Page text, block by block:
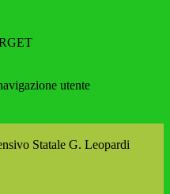
utente
Statale G. Leopardi